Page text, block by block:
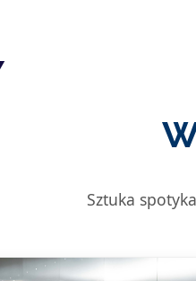
Sztuka